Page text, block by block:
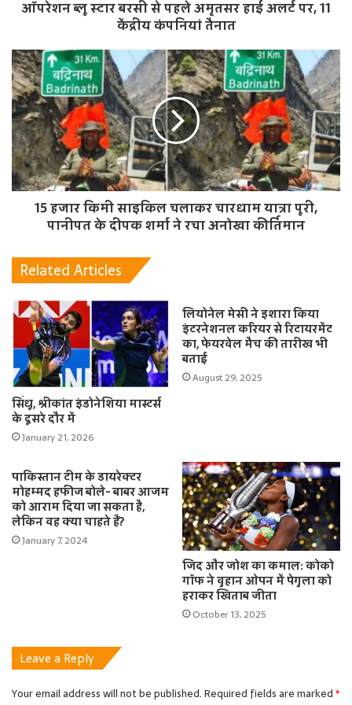
ऑपरेशन ब्लू स्टार बरसी से पहले अमृतसर हाई अलर्ट पर, 11
केंद्रीय कंपनियां तैनात
15 हजार किमी साइकिल चलाकर चारधाम यात्रा पूरी,
पानीपत के दीपक शर्मा ने रचा अनोखा कीर्तिमान
Related Articles
सिंधू, श्रीकांत इंडोनेशिया मास्टर्स
के दूसरे दौर में
January 21, 2026
लियोनेल मेसी ने इशारा किया
इंटरनेशनल करियर से रिटायरमेंट
का, फेयरवेल मैच की तारीख भी
बताई
August 29, 2025
पाकिस्तान टीम के डायरेक्टर
मोहम्मद हफीज बोले- बाबर आजम
को आराम दिया जा सकता है,
लेकिन वह क्या चाहते हैं?
January 7, 2024
जिद और जोश का कमाल: कोको
गॉफ ने वुहान ओपन में पेगुला को
हराकर खिताब जीता
October 13, 2025
Leave a Reply
Your email address will not be published.Required fields are marked*